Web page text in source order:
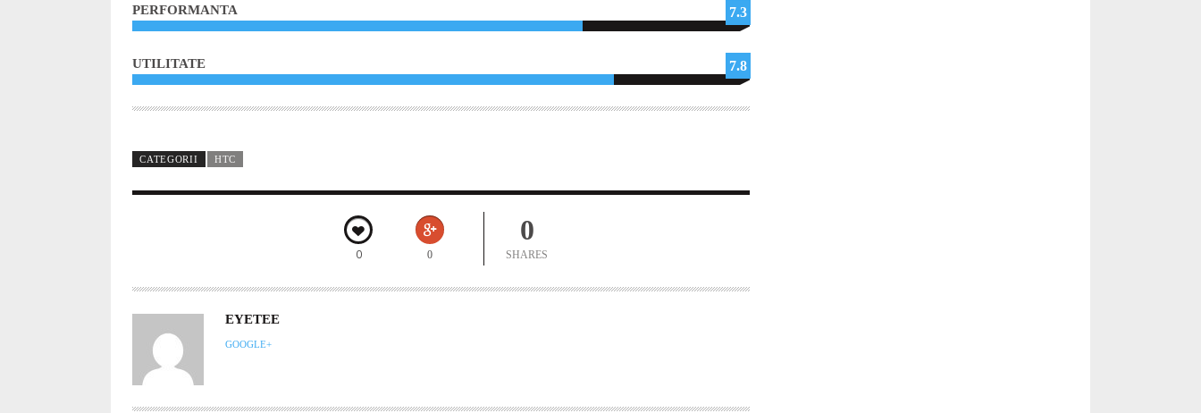
PERFORMANTA 7.3
UTILITATE 7.8
CATEGORII HTC
0 0
0
SHARES
AUTOR
EYETEE
GOOGLE+